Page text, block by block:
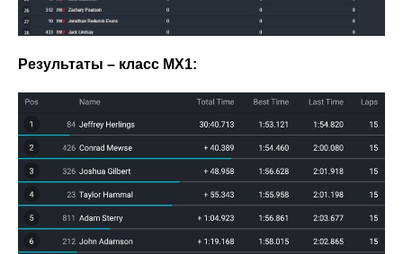
Результаты – класс МХ1: